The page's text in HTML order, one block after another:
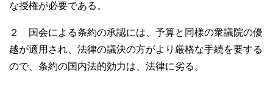
な授権が必要である。
２ 国会による条約の承認には、予算と同様の衆議院の優
越が適用され、法律の議決の方がより厳格な手続を要する
ので、条約の国内法的効力は、法律に劣る。